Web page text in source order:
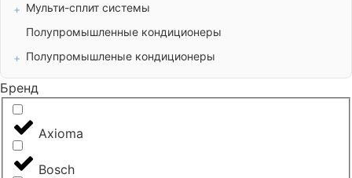
Мульти-сплит системы
Полупромышленные кондиционеры
Полупромышленые кондиционеры
Бренд
Axioma
Bosch